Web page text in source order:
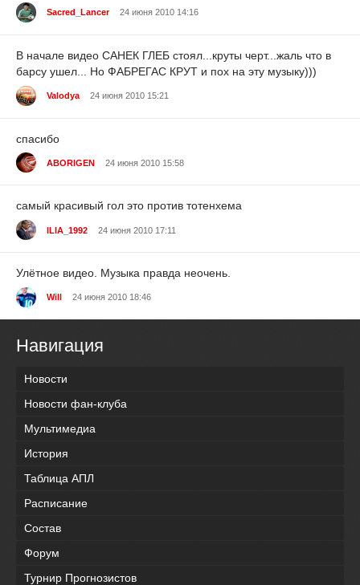
Sacred_Lancer 24 июня 2010 14:16
В начале видео САНЕК ГЛЕБ стоял...круты черт...жаль что в
барсу ушел... Но ФАБРЕГАС КРУТ и пох на эту музыку)))
Valodya 24 июня 2010 15:21
спасибо
ABORIGEN 24 июня 2010 15:58
самый красивый гол это против тотенхема
ILIA_1992 24 июня 2010 17:11
Улётное видео. Музыка правда неочень.
Will 24 июня 2010 18:46
Навигация
Новости
Новости фан-клуба
Мультимедиа
История
Таблица АПЛ
Расписание
Состав
Форум
Турнир Прогнозистов